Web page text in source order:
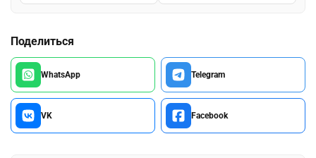
Поделиться
WhatsApp Telegram
VK Facebook